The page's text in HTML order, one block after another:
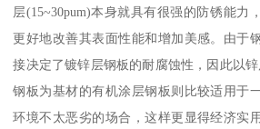
层(15~30pum)本身就具有很强的防锈能力
更好地改善其表面性能和增加美感。由于
接决定了镀锌层钢板的耐腐蚀性，因此以
钢板为基材的有机涂层钢板则比较适用于
环境不太恶劣的场合，这样更显得经济实